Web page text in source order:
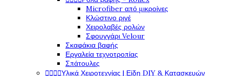
Microfiber από μικροίνες
Κλώστινο ριγέ
Χειρολαβές ρολών
Σφουγγάρι Velour
Σκαφάκια βαφής
Εργαλεία τεχνοτροπίας
Σπάτουλες
Υλικά Χειροτεχνίας | Είδη DIY & Κατασκευών